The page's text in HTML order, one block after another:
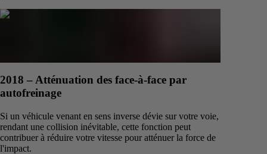
2018 – Atténuation des face-à-face par
autofreinage
Si un véhicule venant en sens inverse dévie sur votre voie,
rendant une collision inévitable, cette fonction peut
contribuer à réduire votre vitesse pour atténuer la force de
l'impact.